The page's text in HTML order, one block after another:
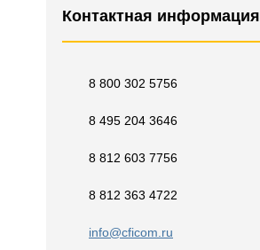
Контактная информация
8 800 302 5756
8 495 204 3646
8 812 603 7756
8 812 363 4722
info@cficom.ru